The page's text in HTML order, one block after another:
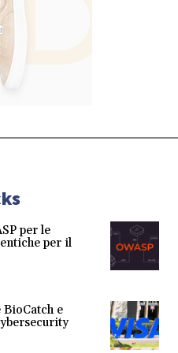
per le
per il
e